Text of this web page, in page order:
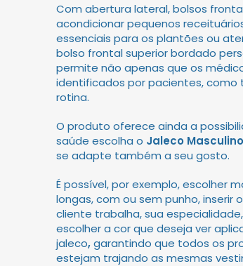
Com abertura lateral, bolsos
acondicionar pequenos
essenciais para os plantões ou
bolso frontal superior bordado
permite não apenas que os
identificados por pacientes,
rotina.
O produto oferece ainda a
saúde escolha o Jaleco
se adapte também a seu gosto.
É possível, por exemplo, escolher
longas, com ou sem punho, inserir
cliente trabalha, sua
escolher a cor que deseja ver
jaleco,garantindo que todos os
estejam trajando as mesmas